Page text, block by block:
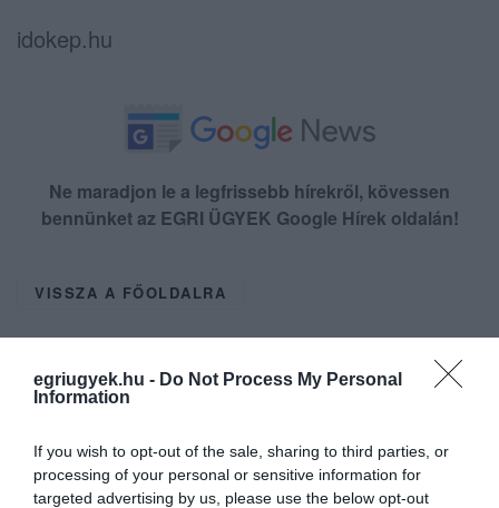
egriugyek.hu - Do Not Process My Personal
Information
If you wish to opt-out of the sale, sharing to third parties, or
processing of your personal or sensitive information for
targeted advertising by us, please use the below opt-out
idokep.hu
Ne maradjon le a legfrissebb hírekről, kövessen
bennünket az EGRI ÜGYEK Google Hírek oldalán!
VISSZA A FŐOLDALRA
Legfrissebb híreink